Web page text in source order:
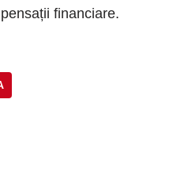
financiare.